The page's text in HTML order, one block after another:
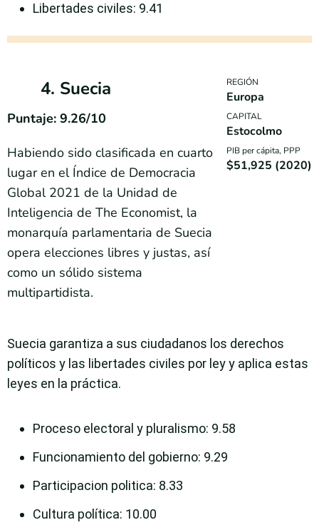
Libertades civiles: 9.41
4. Suecia
Puntaje: 9.26/10
Habiendo sido clasificada en cuarto
lugar en el Índice de Democracia
Global 2021 de la Unidad de
Inteligencia de The Economist, la
monarquía parlamentaria de Suecia
opera elecciones libres y justas, así
como un sólido sistema
multipartidista.
REGIÓN
Europa
CAPITAL
Estocolmo
PIB per cápita, PPP
$51,925 (2020)
Suecia garantiza a sus ciudadanos los derechos
políticos y las libertades civiles por ley y aplica estas
leyes en la práctica.
Proceso electoral y pluralismo: 9.58
Funcionamiento del gobierno: 9.29
Participacion politica: 8.33
Cultura política: 10.00